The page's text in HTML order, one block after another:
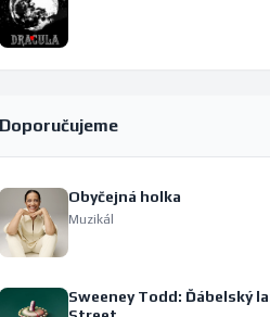
Obyčejná holka
Muzikál
Sweeney Todd: Ďábelský